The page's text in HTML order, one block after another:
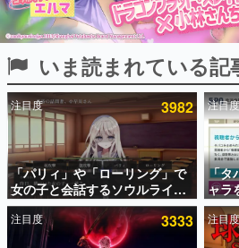
ピックアップ
電ファミのいま読まれている記事ラン
アプリセール情報
インタビュー
連載・特集一覧
いま読まれている記
注目度 3982
「パリィ」や「ローリング」で
女の子と会話するソウルライク
恋愛ゲーム『小早川さんはソウ
ルライク』無料公開。返事に失
敗すると「YOU DIED」
注目度
「タ
ャラ
聴者
薬物
て、
注目度 3333 注目度